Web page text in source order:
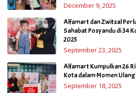
December 9, 2025
Alfamart dan Zwitsal
Sahabat Posyandu di 34
2025
September 23, 2025
Alfamart Kumpulkan 26
Kota dalam Momen Ulang
September 18, 2025